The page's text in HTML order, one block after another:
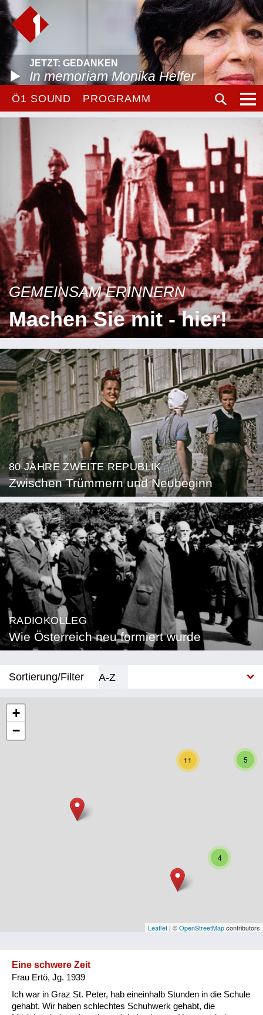
JETZT: GEDANKEN
In memoriam Monika Helfer
Ö1 SOUND PROGRAMM
GEMEINSAM ERINNERN
Machen Sie mit - hier!
80 JAHRE ZWEITE REPUBLIK
Zwischen Trümmern und Neubeginn
RADIOKOLLEG
Wie Österreich neu formiert wurde
Sortierung/Filter
A-Z
Vorarlberg
Besatzungsmächte
11 5
4
+
−
Leaflet | ©OpenStreetMapcontributors
Eine schwere Zeit
Frau Ertö, Jg. 1939
Ich war in Graz St. Peter, hab eineinhalb Stunden in die Schule
gehabt. Wir haben schlechtes Schuhwerk gehabt, die